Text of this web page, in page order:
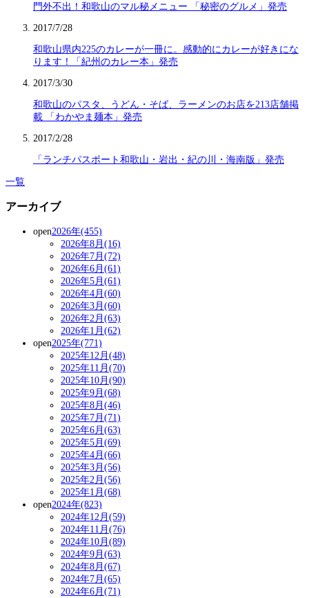
門外不出！和歌山のマル秘メニュー 「秘密のグルメ」発売
2017/7/28
和歌山県内225のカレーが一冊に。感動的にカレーが好きにな
ります！「紀州のカレー本」発売
2017/3/30
和歌山のパスタ、うどん・そば、ラーメンのお店を213店舗掲
載 「わかやま麺本」発売
2017/2/28
「ランチパスポート和歌山・岩出・紀の川・海南版」発売
一覧
アーカイブ
open2026年(455)
2026年8月(16)
2026年7月(72)
2026年6月(61)
2026年5月(61)
2026年4月(60)
2026年3月(60)
2026年2月(63)
2026年1月(62)
open2025年(771)
2025年12月(48)
2025年11月(70)
2025年10月(90)
2025年9月(68)
2025年8月(46)
2025年7月(71)
2025年6月(63)
2025年5月(69)
2025年4月(66)
2025年3月(56)
2025年2月(56)
2025年1月(68)
open2024年(823)
2024年12月(59)
2024年11月(76)
2024年10月(89)
2024年9月(63)
2024年8月(67)
2024年7月(65)
2024年6月(71)